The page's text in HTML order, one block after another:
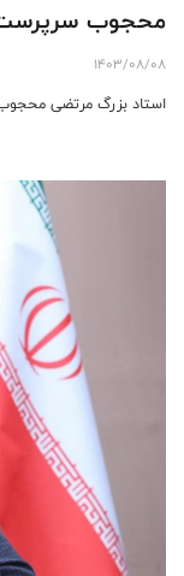
محجوب
1403/08/08
استاد بزرگ مرتضی